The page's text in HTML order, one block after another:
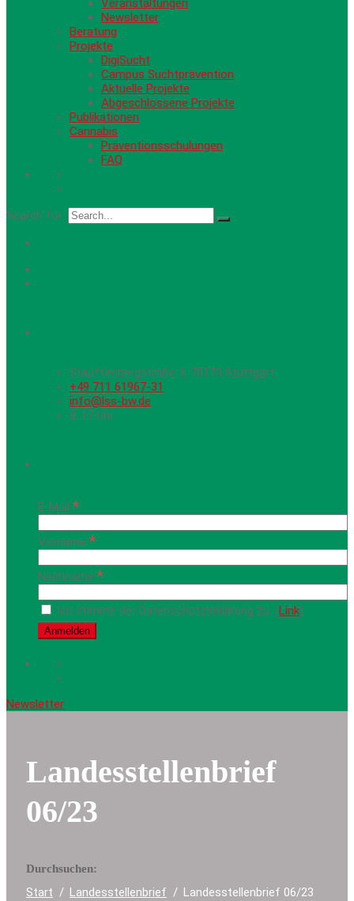
Newsletter
Beratung
Projekte
DigiSucht
Campus Suchtprävention
Aktuelle Projekte
Abgeschlossene Projekte
Publikationen
Cannabis
Präventionsschulungen
FAQ
Search for:
Stauffenbergstraße 3, 70173 Stuttgart
+49 711 61967-31
info@lss-bw.de
8-17 Uhr
E-Mail *
Vorname *
Nachname *
Ich stimme der Datenschutzerklärung zu. (Link)
Newsletter
Landesstellenbrief
06/23
Durchsuchen:
Start Landesstellenbrief Landesstellenbrief 06/23